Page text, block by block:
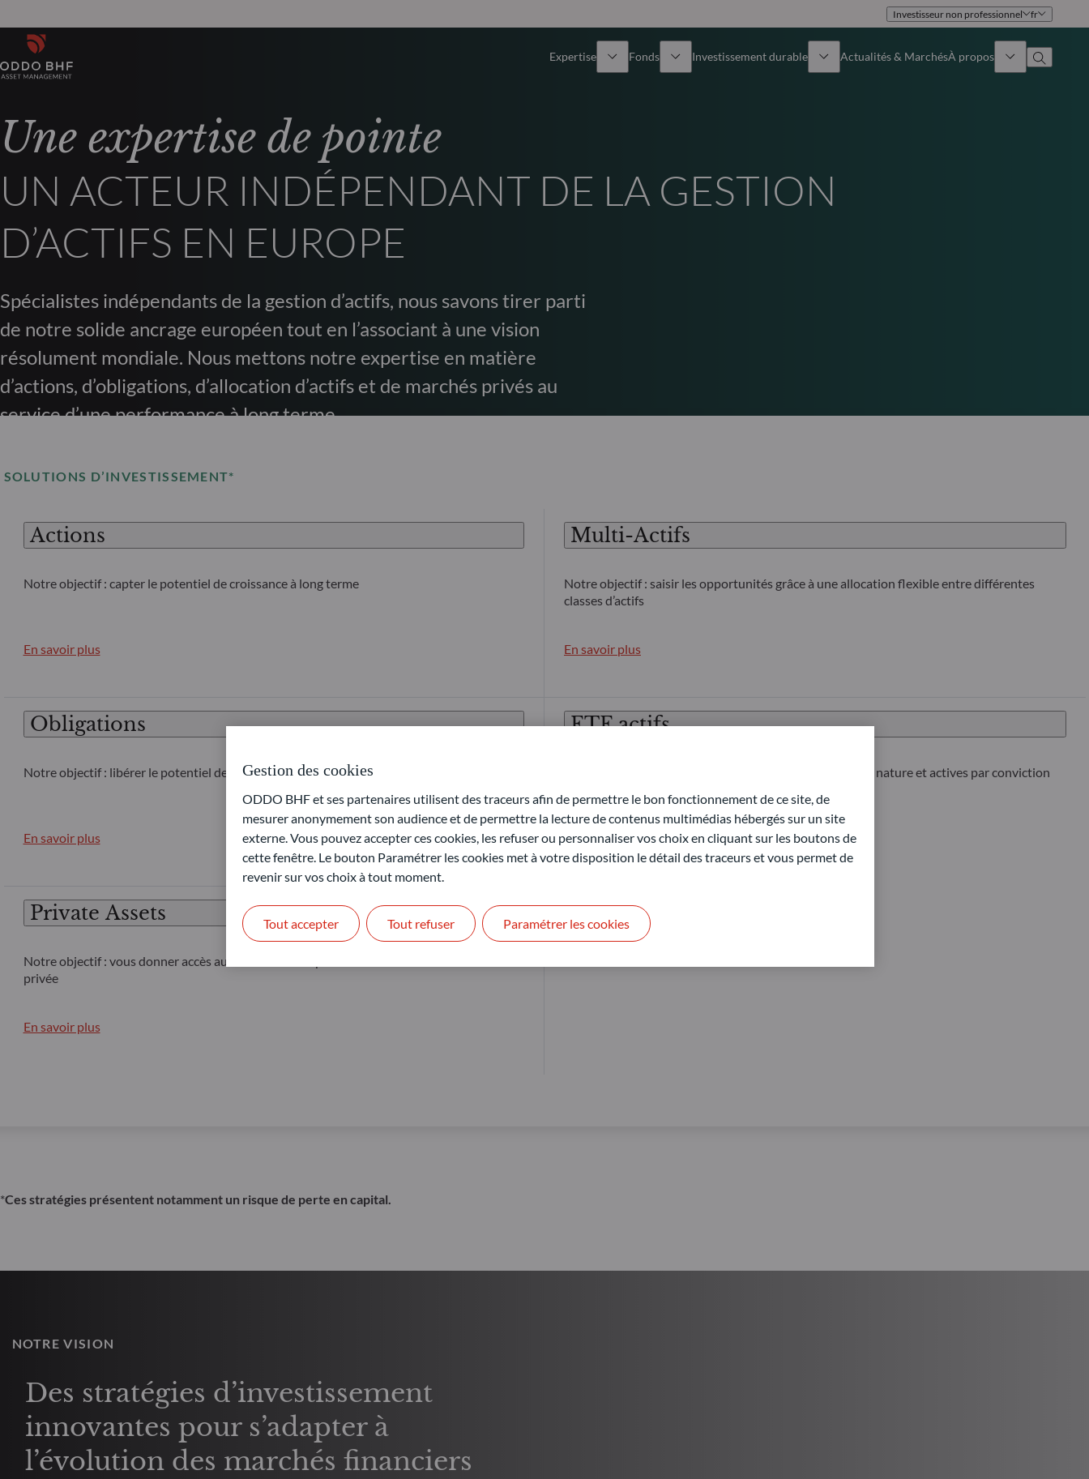
Investisseur non professionnel fr
Expertise
Obligations
ETF actifs
Private Assets
Fonds
Comment souscrire ?
Investissement durable
Publications
Actualités & MarchésÀ propos
Une expertise de pointe
UN ACTEUR INDÉPENDANT DE LA GESTION
D’ACTIFS EN EUROPE
Spécialistes indépendants de la gestion d’actifs, nous savons tirer parti
de notre solide ancrage européen tout en l’associant à une vision
résolument mondiale. Nous mettons notre expertise en matière
d’actions, d’obligations, d’allocation d’actifs et de marchés privés au
service d’une performance à long terme.
SOLUTIONS D’INVESTISSEMENT*
Actions
Notre objectif : capter le potentiel de croissance à long terme
En savoir plus
Multi-Actifs
Notre objectif : saisir les opportunités grâce à une allocation flexible entre différentes
classes d’actifs
En savoir plus
Obligations
Notre objectif : libérer le potentiel de rendement dans différentes conditions du marché
En savoir plus
ETF actifs
Notre objectif : offrir des solutions qui sont efficaces par nature et actives par conviction
En savoir plus
Private Assets
Notre objectif : vous donner accès aux marchés du capital-investissement et de la dette
privée
En savoir plus
*Ces stratégies présentent notamment un risque de perte en capital.
NOTRE VISION
Des stratégies d’investissement
innovantes pour s’adapter à
l’évolution des marchés financiers
Gestion des cookies
ODDO BHF et ses partenaires utilisent des traceurs afin de permettre le bon fonctionnement de ce site, de
mesurer anonymement son audience et de permettre la lecture de contenus multimédias hébergés sur un site
externe. Vous pouvez accepter ces cookies, les refuser ou personnaliser vos choix en cliquant sur les boutons de
cette fenêtre. Le bouton Paramétrer les cookies met à votre disposition le détail des traceurs et vous permet de
revenir sur vos choix à tout moment.
Tout refuser
Tout accepter Paramétrer les cookies